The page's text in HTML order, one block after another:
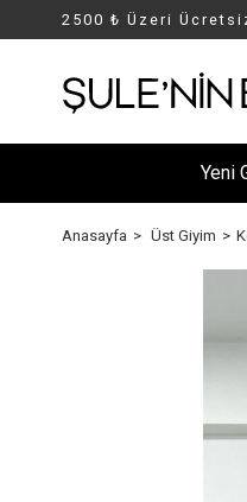
2500 ₺ Üzeri
Yeni
Anasayfa Üst Giyim